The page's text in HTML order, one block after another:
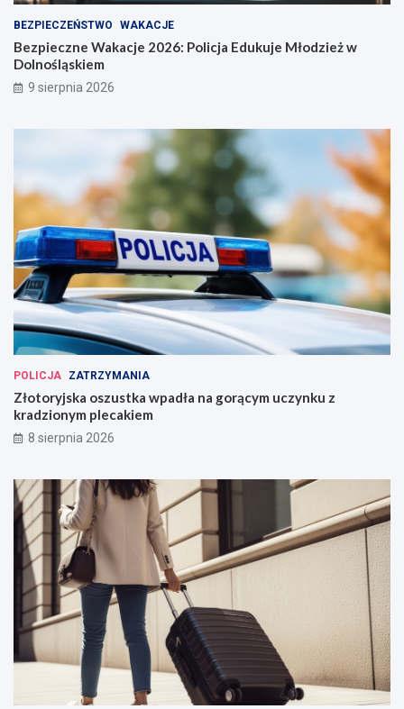
BEZPIECZEŃSTWO WAKACJE
Bezpieczne Wakacje 2026: Policja Edukuje Młodzież w
Dolnośląskiem
9 sierpnia 2026
POLICJA ZATRZYMANIA
Złotoryjska oszustka wpadła na gorącym uczynku z
kradzionym plecakiem
8 sierpnia 2026